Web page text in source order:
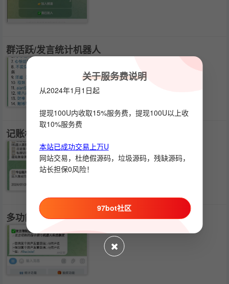
群活跃/发言统计机器人
记账机器人1.0
多功能群管机器人（抽奖/积分版）
关于服务费说明
从2024年1月1日起
提现100U内收取15%服务费，提现100U以上收
取10%服务费
本站已成功交易上万U
网站交易，杜绝假源码，垃圾源码，残缺源码，
站长担保0风险！
97bot社区